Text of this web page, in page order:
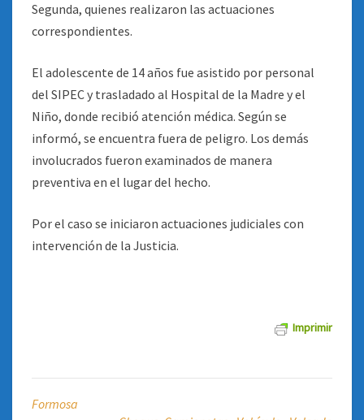
Segunda, quienes realizaron las actuaciones
correspondientes.
El adolescente de 14 años fue asistido por personal
del SIPEC y trasladado al Hospital de la Madre y el
Niño, donde recibió atención médica. Según se
informó, se encuentra fuera de peligro. Los demás
involucrados fueron examinados de manera
preventiva en el lugar del hecho.
Por el caso se iniciaron actuaciones judiciales con
intervención de la Justicia.
Imprimir
Formosa